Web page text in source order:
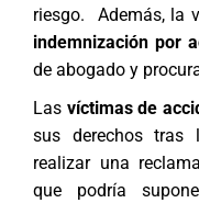
riesgo. Además, la
indemnización por
de abogado y
Las víctimas de
sus derechos tras
realizar una
que podría